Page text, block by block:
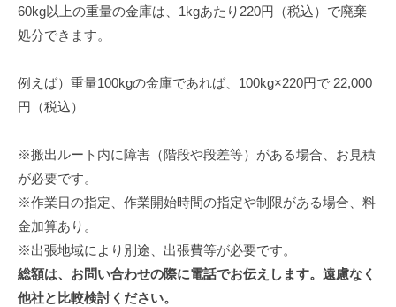
60kg以上の重量の金庫は、1kgあたり220円（税込）で廃棄
処分できます。
例えば）重量100kgの金庫であれば、100kg×220円で 22,000
円（税込）
※搬出ルート内に障害（階段や段差等）がある場合、お見積
が必要です。
※作業日の指定、作業開始時間の指定や制限がある場合、料
金加算あり。
※出張地域により別途、出張費等が必要です。
総額は、お問い合わせの際に電話でお伝えします。遠慮なく
他社と比較検討ください。